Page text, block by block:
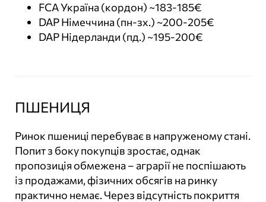
FCA Україна (кордон) ~183-185€
DAP Німеччина (пн-зх.) ~200-205€
DAP Нідерланди (пд.) ~195-200€
ПШЕНИЦЯ
Ринок пшениці перебуває в напруженому стані.
Попит з боку покупців зростає, однак
пропозиція обмежена – аграрії не поспішають
із продажами, фізичних обсягів на ринку
практично немає. Через відсутність покриття